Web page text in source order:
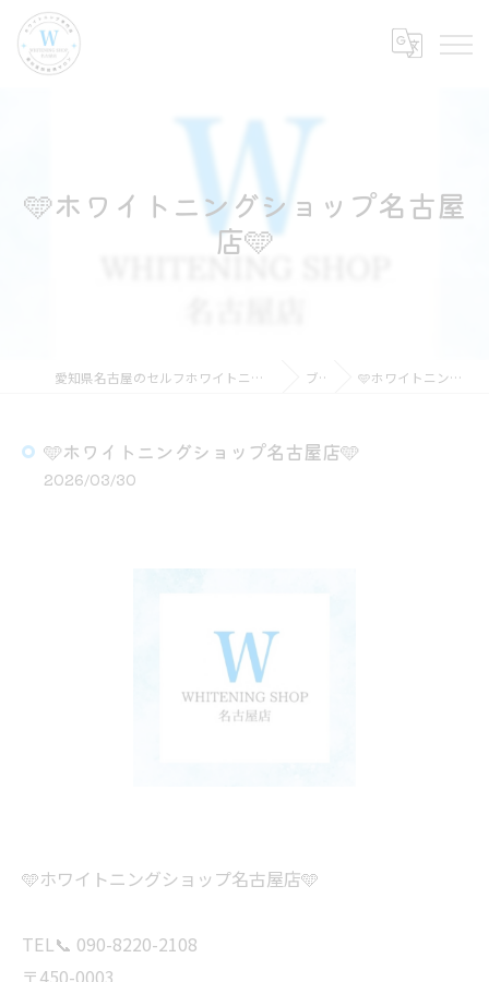
🩵ホワイトニングショップ名古屋
店🩵
愛知県名古屋のセルフホワイトニングならホワイトニングショップ名古屋店 ブログ 🩵ホワイトニングショップ名古屋店🩵
🩵ホワイトニングショップ名古屋店🩵
2026/03/30
🩵ホワイトニングショップ名古屋店🩵
TEL📞 090-8220-2108
〒450-0003